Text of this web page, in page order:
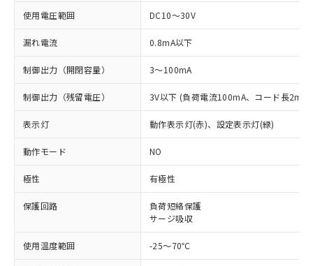
使用電圧範囲 DC10～30V
漏れ電流 0.8mA以下
制御出力（開閉容量） 3～100mA
制御出力（残留電圧） 3V以下 (負荷電流100mA、コード長2m時
表示灯 動作表示灯(赤)、設定表示灯(緑)
動作モード NO
極性 有極性
保護回路
負荷短絡保護
サージ吸収
使用温度範囲 -25～70℃
※1 対応状況
対応済み：EU RoHS指令（10物質）の
非含有に対応した製品が提供可能な商品で